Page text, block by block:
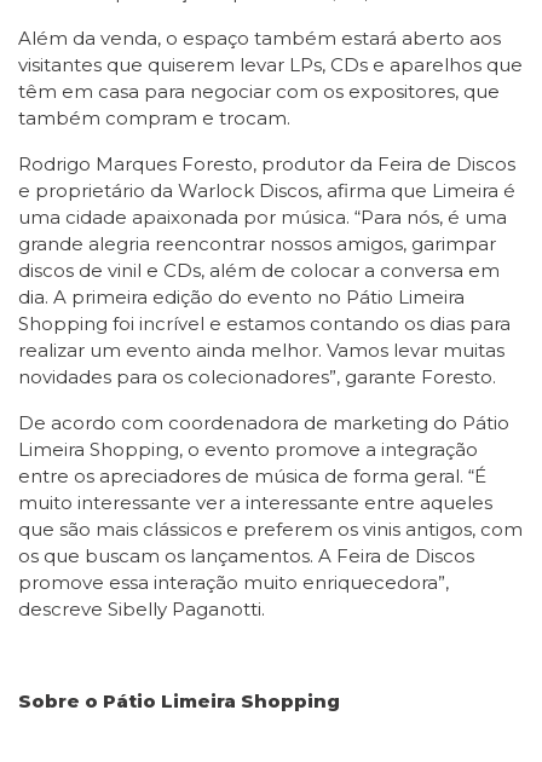
Além da venda, o espaço também estará aberto aos
visitantes que quiserem levar LPs, CDs e aparelhos que
têm em casa para negociar com os expositores, que
também compram e trocam.
Rodrigo Marques Foresto, produtor da Feira de Discos
e proprietário da Warlock Discos, afirma que Limeira é
uma cidade apaixonada por música. “Para nós, é uma
grande alegria reencontrar nossos amigos, garimpar
discos de vinil e CDs, além de colocar a conversa em
dia. A primeira edição do evento no Pátio Limeira
Shopping foi incrível e estamos contando os dias para
realizar um evento ainda melhor. Vamos levar muitas
novidades para os colecionadores”, garante Foresto.
De acordo com coordenadora de marketing do Pátio
Limeira Shopping, o evento promove a integração
entre os apreciadores de música de forma geral. “É
muito interessante ver a interessante entre aqueles
que são mais clássicos e preferem os vinis antigos, com
os que buscam os lançamentos. A Feira de Discos
promove essa interação muito enriquecedora”,
descreve Sibelly Paganotti.
Sobre o Pátio Limeira Shopping